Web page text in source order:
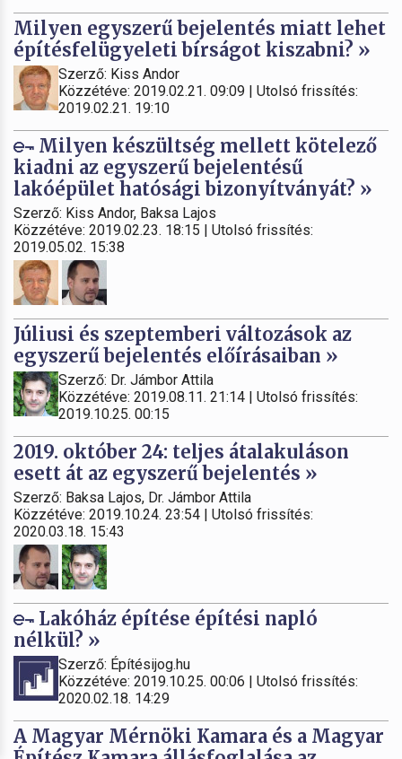
Milyen egyszerű bejelentés miatt lehet
építésfelügyeleti bírságot kiszabni? »
Szerző: Kiss Andor
Közzétéve: 2019.02.21. 09:09 | Utolsó frissítés:
2019.02.21. 19:10
Milyen készültség mellett kötelező
kiadni az egyszerű bejelentésű
lakóépület hatósági bizonyítványát? »
Szerző: Kiss Andor, Baksa Lajos
Közzétéve: 2019.02.23. 18:15 | Utolsó frissítés:
2019.05.02. 15:38
Júliusi és szeptemberi változások az
egyszerű bejelentés előírásaiban »
Szerző: Dr. Jámbor Attila
Közzétéve: 2019.08.11. 21:14 | Utolsó frissítés:
2019.10.25. 00:15
2019. október 24: teljes átalakuláson
esett át az egyszerű bejelentés »
Szerző: Baksa Lajos, Dr. Jámbor Attila
Közzétéve: 2019.10.24. 23:54 | Utolsó frissítés:
2020.03.18. 15:43
Lakóház építése építési napló
nélkül? »
Szerző: Építésijog.hu
Közzétéve: 2019.10.25. 00:06 | Utolsó frissítés:
2020.02.18. 14:29
A Magyar Mérnöki Kamara és a Magyar